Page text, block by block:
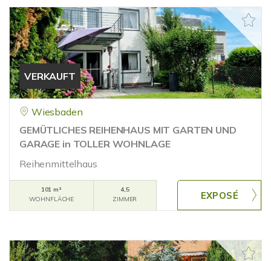
VERKAUFT
Wiesbaden
GEMÜTLICHES REIHENHAUS MIT GARTEN UND
GARAGE in TOLLER WOHNLAGE
Reihenmittelhaus
101 m²
WOHNFLÄCHE
4,5
ZIMMER